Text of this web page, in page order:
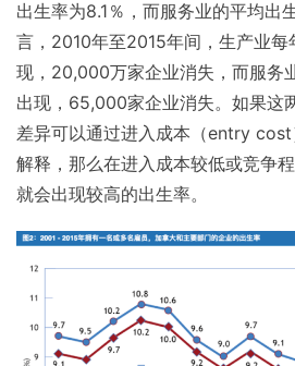
出生率为8.1％，而服务业的平均出
言，2010年至2015年间，生产业
现，20,000万家企业消失，而服务
出现，65,000家企业消失。如果这
差异可以通过进入成本（entry
解释，那么在进入成本较低或竞争
就会出现较高的出生率。